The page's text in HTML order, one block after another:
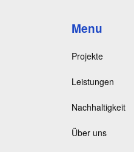
Menu
Projekte
Leistungen
Nachhaltigkeit
Über uns